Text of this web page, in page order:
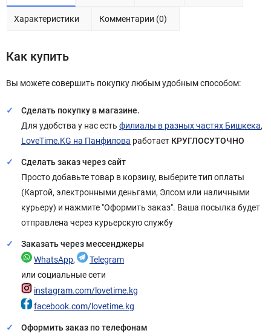
Характеристики Комментарии (0)
Как купить
Вы можете совершить покупку любым удобным способом:
Сделать покупку в магазине.
Для удобства у нас есть филиалы в разных частях Бишкека,
LoveTime.KG на Панфилова работает КРУГЛОСУТОЧНО
Сделать заказ через сайт
Просто добавьте товар в корзину, выберите тип оплаты
(Картой, электронными деньгами, Элсом или наличными
курьеру) и нажмите "Оформить заказ". Ваша посылка будет
отправлена через курьерскую службу
Заказать через мессенджеры
WhatsApp,
Telegram
или социальные сети
instagram.com/lovetime.kg
facebook.com/lovetime.kg
Оформить заказ по телефонам